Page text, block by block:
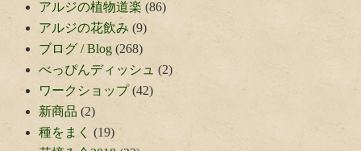
アルジの植物道楽 (86)
アルジの花飲み (9)
ブログ / Blog (268)
べっぴんディッシュ (2)
ワークショップ(42)
新商品 (2)
種をまく (19)